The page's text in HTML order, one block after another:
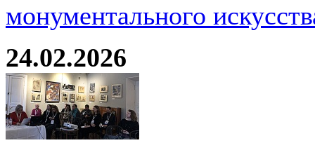
монументального
24.02.2026